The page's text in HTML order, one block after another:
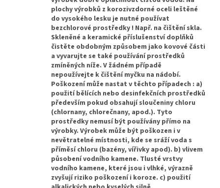
plochy výrobků z korozivzdorné oceli leštěné
do vysokého lesku je nutné používat
bezchlorové prostředky ! Např. na čištění skla.
Skleněné a keramické příslušenství doplňků
čistěte obdobným způsobem jako kovové části
a vyvarujte se také používání prostředků
zmíněných níže. V žádném případě
nepoužívejte k čištění myčku na nádobí.
Poškození může nastat v těchto případech : a)
použití bělících nebo desinfekčních prostředků
především pokud obsahují sloučeniny chloru
(chlornany, chlorečnany, apod.). Tyto
prostředky nemusí být používány přímo na
výrobky. Výrobek může být poškozen i v
nevětratelné místnosti, kde se sráží voda s
příměsí chloru (bazény, vířivky apod). b) vlivem
působení vodního kamene. Tlusté vrstvy
vodního kamene, které jsou i vlhké, výrazně
zvyšují riziko poškození i koroze. c) použití